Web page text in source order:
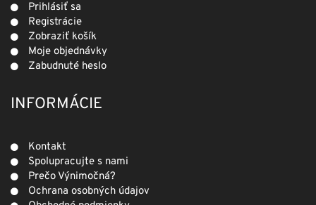
Prihlásiť sa
Registrácie
Zobraziť košík
Moje objednávky
Zabudnuté heslo
INFORMÁCIE
Kontakt
Spolupracujte s nami
Prečo Výnimočná?
Ochrana osobných údajov